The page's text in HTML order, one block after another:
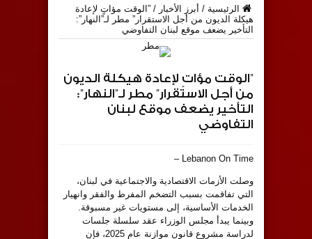
الرئيسية / أبرز الأخبار / ‏”الوقت مؤاتٍ لإعادة
هيكلة الديون من أجل الاستقرار” مطر لـ”النهار”:
التأخير يضعف موقع لبنان التفاوضي
‏”الوقت مؤاتٍ لإعادة هيكلة الديون
من أجل الاستقرار” مطر لـ”النهار”:
التأخير يضعف موقع لبنان
التفاوضي
Lebanon On Time –
‏وصلت الأزمات الاقتصادية والاجتماعية في لبنان،
التي تفاقمت بسبب التضخم المفرط والفقر وانهيار
الخدمات الأساسية، إلى مستويات غير مسبوقة.
وبينما يبدأ مجلس الوزراء عقد سلسلة جلسات
لدراسة مشروع قانون موازنة عام 2025، فإن